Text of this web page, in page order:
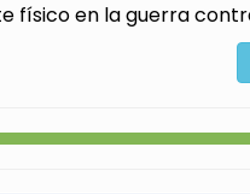
físico en la guerra